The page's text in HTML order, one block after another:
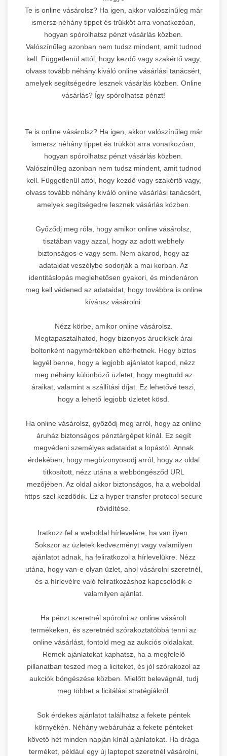
Te is online vásárolsz? Ha igen, akkor valószínűleg már
ismersz néhány tippet és trükköt arra vonatkozóan,
hogyan spórolhatsz pénzt vásárlás közben.
Valószínűleg azonban nem tudsz mindent, amit tudnod
kell. Függetlenül attól, hogy kezdő vagy szakértő vagy,
olvass tovább néhány kiváló online vásárlási tanácsért,
amelyek segítségedre lesznek vásárlás közben. Online
vásárlás? Így spórolhatsz pénzt!
Te is online vásárolsz? Ha igen, akkor valószínűleg már
ismersz néhány tippet és trükköt arra vonatkozóan,
hogyan spórolhatsz pénzt vásárlás közben.
Valószínűleg azonban nem tudsz mindent, amit tudnod
kell. Függetlenül attól, hogy kezdő vagy szakértő vagy,
olvass tovább néhány kiváló online vásárlási tanácsért,
amelyek segítségedre lesznek vásárlás közben.
Győződj meg róla, hogy amikor online vásárolsz,
tisztában vagy azzal, hogy az adott webhely
biztonságos-e vagy sem. Nem akarod, hogy az
adataidat veszélybe sodorják a mai korban. Az
identitáslopás meglehetősen gyakori, és mindenáron
meg kell védened az adataidat, hogy továbbra is online
kívánsz vásárolni.
Nézz körbe, amikor online vásárolsz.
Megtapasztalhatod, hogy bizonyos árucikkek árai
boltonként nagymértékben eltérhetnek. Hogy biztos
legyél benne, hogy a legjobb ajánlatot kapod, nézz
meg néhány különböző üzletet, hogy megtudd az
áraikat, valamint a szállítási díjat. Ez lehetővé teszi,
hogy a lehető legjobb üzletet kösd.
Ha online vásárolsz, győződj meg arról, hogy az online
áruház biztonságos pénztárgépet kínál. Ez segít
megvédeni személyes adataidat a lopástól. Annak
érdekében, hogy megbizonyosodj arról, hogy az oldal
titkosított, nézz utána a webböngésződ URL
mezőjében. Az oldal akkor biztonságos, ha a weboldal
https-szel kezdődik. Ez a hyper transfer protocol secure
rövidítése.
Iratkozz fel a weboldal hírlevelére, ha van ilyen.
Sokszor az üzletek kedvezményt vagy valamilyen
ajánlatot adnak, ha feliratkozol a hírlevelükre. Nézz
utána, hogy van-e olyan üzlet, ahol vásárolni szeretnél,
és a hírlevélre való feliratkozáshoz kapcsolódik-e
valamilyen ajánlat.
Ha pénzt szeretnél spórolni az online vásárolt
termékeken, és szeretnéd szórakoztatóbbá tenni az
online vásárlást, fontold meg az aukciós oldalakat.
Remek ajánlatokat kaphatsz, ha a megfelelő
pillanatban teszed meg a liciteket, és jól szórakozol az
aukciók böngészése közben. Mielőtt belevágnál, tudj
meg többet a licitálási stratégiákról.
Sok érdekes ajánlatot találhatsz a fekete péntek
környékén. Néhány webáruház a fekete pénteket
követő hét minden napján kínál ajánlatokat. Ha drága
terméket, például egy új laptopot szeretnél vásárolni,